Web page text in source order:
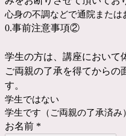
心身の不調などで通院または
0.事前注意事項②
学生の方は、講座において
ご両親の了承を得てからの
す。
学生ではない
学生です（ご両親の了承済み）
お名前 *